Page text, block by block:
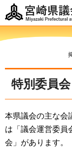
宮崎県議会
Miyazaki
特別委員会
本県議会の主な会
は「議会運営委員
会」があります。